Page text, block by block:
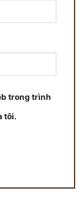
trong trình
tôi.